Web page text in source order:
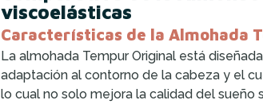
viscoelásticas
Características de la Almohada
La almohada Tempur Original está
adaptación al contorno de la cabeza y el
lo cual no solo mejora la calidad del sueño